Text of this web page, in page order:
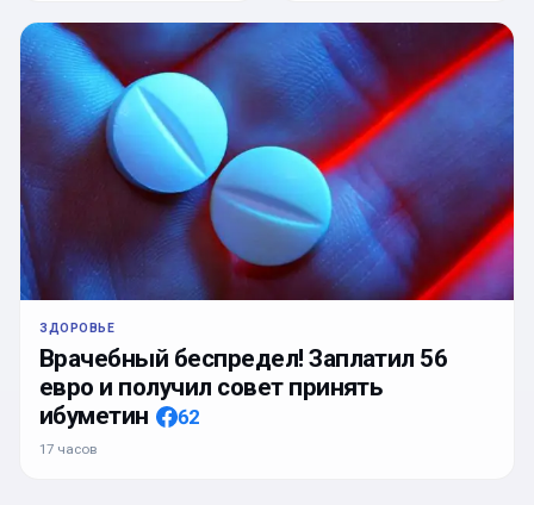
ЗДОРОВЬЕ
Врачебный беспредел! Заплатил 56
евро и получил совет принять
ибуметин
62
17 часов